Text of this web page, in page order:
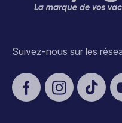
Suivez-nous sur les